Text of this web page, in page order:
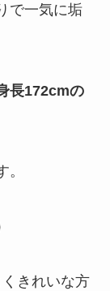
で一気に垢
長172cmの
きれいな方